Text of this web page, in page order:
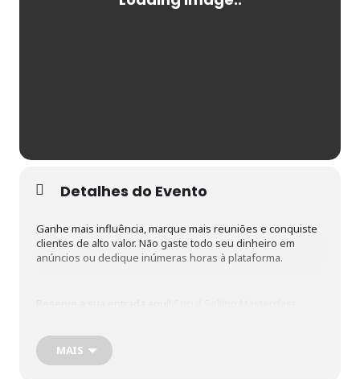
Detalhes do Evento
Ganhe mais influência, marque mais reuniões e conquiste
clientes de alto valor. Não gaste todo seu dinheiro em
anúncios ou dedique inúmeras horas à plataforma.
MAIS